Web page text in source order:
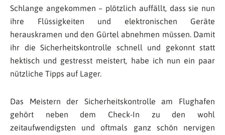
Schlange angekommen – plötzlich auffällt, dass sie nun
ihre Flüssigkeiten und elektronischen Geräte
herauskramen und den Gürtel abnehmen müssen. Damit
ihr die Sicherheitskontrolle schnell und gekonnt statt
hektisch und gestresst meistert, habe ich nun ein paar
nützliche Tipps auf Lager.
Das Meistern der Sicherheitskontrolle am Flughafen
gehört neben dem Check-In zu den wohl
zeitaufwendigsten und oftmals ganz schön nervigen